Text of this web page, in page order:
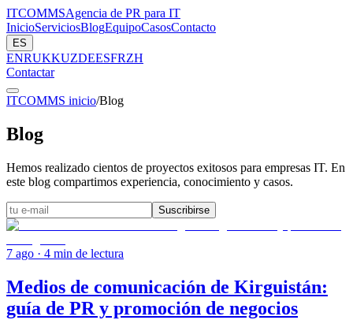
ITCOMMSAgencia de PR para IT
InicioServiciosBlogEquipoCasosContacto
ES
ENRUKKUZDEESFRZH
Contactar
ITCOMMS inicio/Blog
Blog
Hemos realizado cientos de proyectos exitosos para empresas IT. En
este blog compartimos experiencia, conocimiento y casos.
Suscribirse
7 ago · 4 min de lectura
Medios de comunicación de Kirguistán:
guía de PR y promoción de negocios